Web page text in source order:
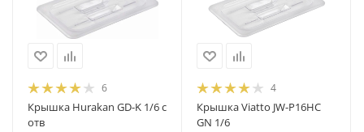
6
Крышка Hurakan GD-K 1/6 с
отв
4
Крышка Viatto JW-P16HC
GN 1/6